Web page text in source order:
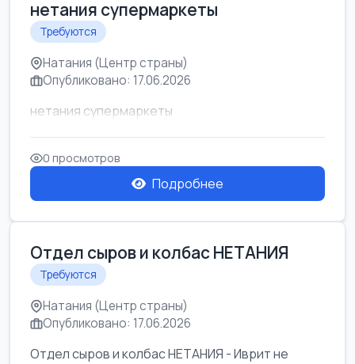
нетания супермаркеты
Требуются
Натания (Центр страны)
Опубликовано: 17.06.2026
нетания супермаркеты
0 просмотров
Подробнее
Отдел сыров и колбас НЕТАНИЯ
Требуются
Натания (Центр страны)
Опубликовано: 17.06.2026
Отдел сыров и колбас НЕТАНИЯ - Иврит не